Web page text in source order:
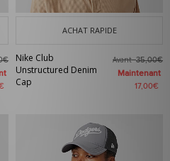
ACHAT RAPIDE
Nike Club
Unstructured Denim
Cap
Avant35,00€
Maintenant
17,00€